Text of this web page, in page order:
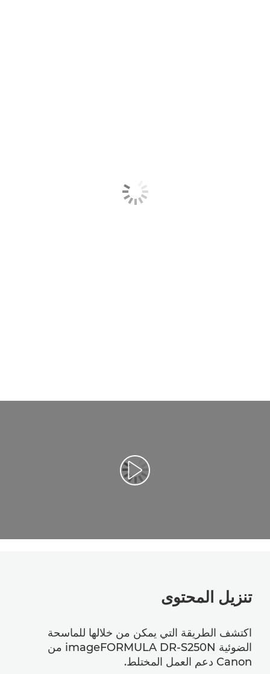
تشغيل الفيديو
تنزيل المحتوى
اكتشف الطريقة التي يمكن من خلالها للماسحة
الضوئية imageFORMULA DR-S250N من
Canon دعم العمل المختلط.